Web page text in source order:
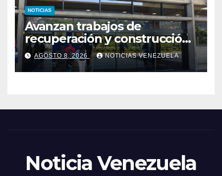
NOTICIAS
Avanzan trabajos de
recuperación y construcción
del terminal temporal en el
Aeropuerto de Maiquetía
AGOSTO 8, 2026 NOTICIAS VENEZUELA
Noticia Venezuela